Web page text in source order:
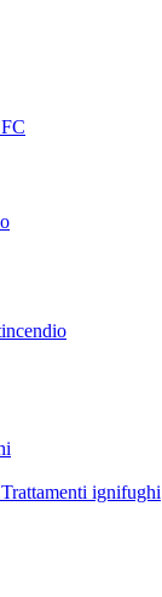
ignifughi